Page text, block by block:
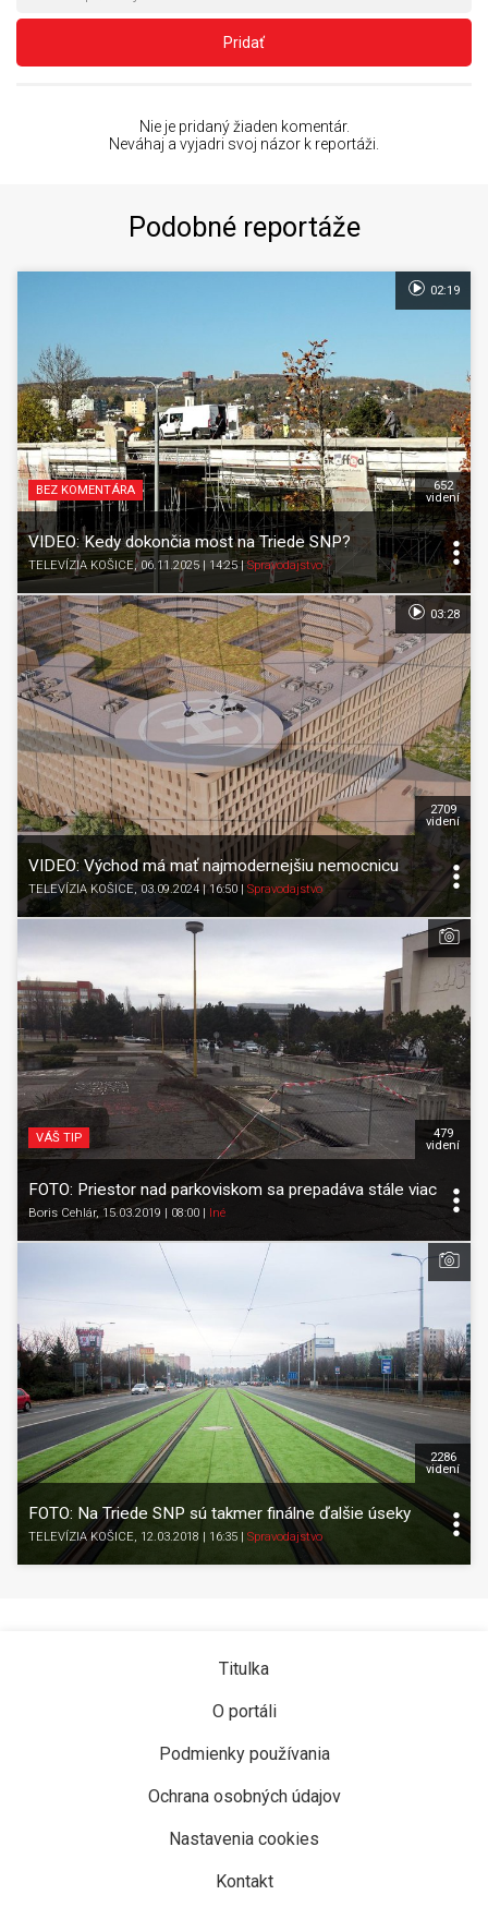
Pridať
Nie je pridaný žiaden komentár.
Neváhaj a vyjadri svoj názor k reportáži.
Podobné reportáže
BEZ KOMENTÁRA
VIDEO: Kedy dokončia most na Triede SNP?
TELEVÍZIA KOŠICE, 06.11.2025 | 14:25|Spravodajstvo
652
videní
02:19
VIDEO: Východ má mať najmodernejšiu nemocnicu
TELEVÍZIA KOŠICE, 03.09.2024 | 16:50 Spravodajstvo
2709
videní
03:28
VÁŠ TIP
FOTO: Priestor nad parkoviskom sa prepadáva stále viac
Boris Cehlár, 15.03.2019 | 08:00 Iné
479
videní
FOTO: Na Triede SNP sú takmer finálne ďalšie úseky
TELEVÍZIA KOŠICE, 12.03.2018 | 16:35 Spravodajstvo
2286
videní
Titulka
O portáli
Podmienky používania
Ochrana osobných údajov
Nastavenia cookies
Kontakt